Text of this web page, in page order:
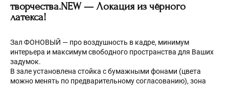
творчества.NEW — Локация из чёрного
латекса!
Зал ФОНОВЫЙ — про воздушность в кадре, минимум
интерьера и максимум свободного пространства для Ваших
задумок.
В зале установлена стойка с бумажными фонами (цвета
можно менять по предварительному согласованию), зона